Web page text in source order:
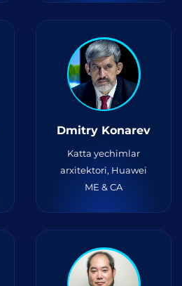
Dmitry Konarev
Katta yechimlar
arxitektori, Huawei
ME & CA